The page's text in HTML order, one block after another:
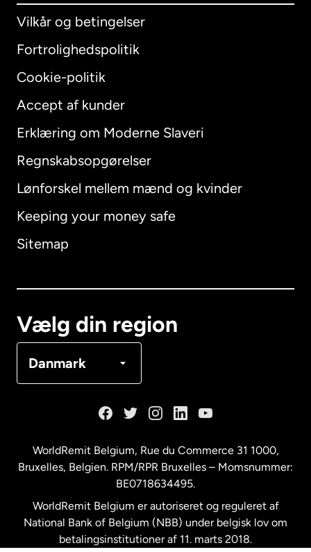
Vilkår og betingelser
Fortrolighedspolitik
Cookie-politik
Accept af kunder
Erklæring om Moderne Slaveri
Regnskabsopgørelser
Lønforskel mellem mænd og kvinder
Keeping your money safe
Sitemap
Vælg din region
Danmark
International English
Australien
Malaysia
New Zealand
WorldRemit Belgium, Rue du Commerce 31 1000,
Bruxelles, Belgien. RPM/RPR Bruxelles – Momsnummer:
BE0718634495.
WorldRemit Belgium er autoriseret og reguleret af
National Bank of Belgium (NBB) under belgisk lov om
betalingsinstitutioner af 11. marts 2018.